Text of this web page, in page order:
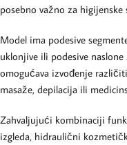
posebno važno za higijenske
Model ima podesive
uklonjive ili podesive
omogućava izvođenje
masaže, depilacija ili
Zahvaljujući kombinaciji
izgleda, hidraulični